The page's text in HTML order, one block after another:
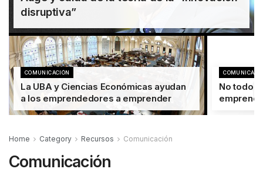
disruptiva”
COMUNICACIÓN
La UBA y Ciencias Económicas ayudan
a los emprendedores a emprender
No todo
Home Category Recursos Comunicación
Comunicación